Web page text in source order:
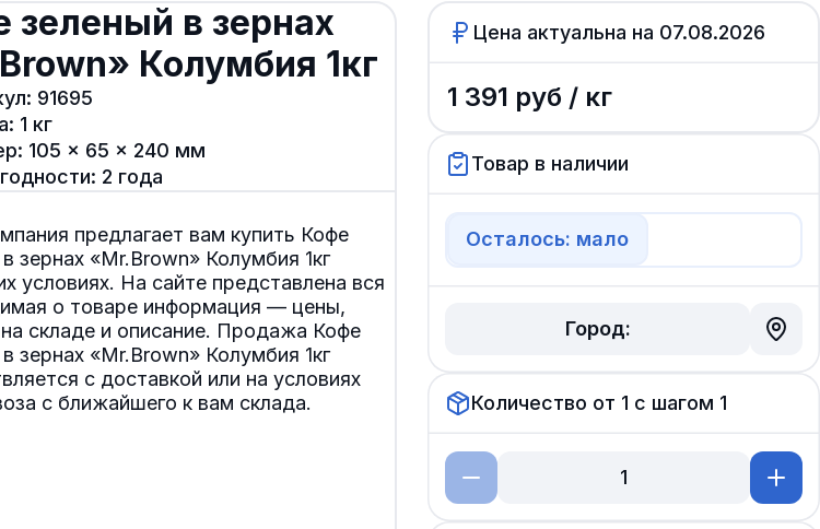
зеленый в зернах
Колумбия 1кг
91695
1 кг
105 × 65 × 240 мм
2 года
предлагает вам купить Кофе
зернах «Mr.Brown» Колумбия 1кг
условиях. На сайте представлена вся
о товаре информация — цены,
на складе и описание. Продажа Кофе
зернах «Mr.Brown» Колумбия 1кг
с доставкой или на условиях
с ближайшего к вам склада.
Цена актуальна на 07.08.2026
1 391 руб / кг
Товар в наличии
Осталось: мало
Город:
Количество от 1 с шагом 1